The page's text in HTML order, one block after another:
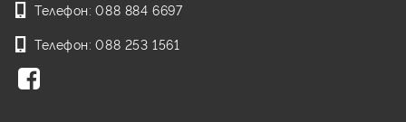
Телефон: 088 884 6697
Телефон: 088 253 1561